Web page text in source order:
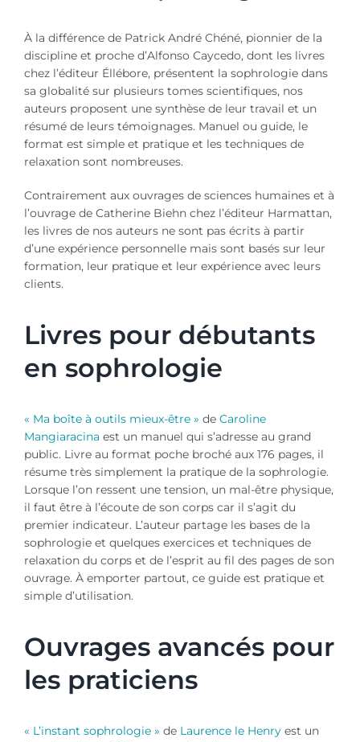
À la différence de Patrick André Chéné, pionnier de la
discipline et proche d’Alfonso Caycedo, dont les livres
chez l’éditeur Éllébore, présentent la sophrologie dans
sa globalité sur plusieurs tomes scientifiques, nos
auteurs proposent une synthèse de leur travail et un
résumé de leurs témoignages. Manuel ou guide, le
format est simple et pratique et les techniques de
relaxation sont nombreuses.
Contrairement aux ouvrages de sciences humaines et à
l’ouvrage de Catherine Biehn chez l’éditeur Harmattan,
les livres de nos auteurs ne sont pas écrits à partir
d’une expérience personnelle mais sont basés sur leur
formation, leur pratique et leur expérience avec leurs
clients.
Livres pour débutants
en sophrologie
« Ma boîte à outils mieux-être » de Caroline
Mangiaracina est un manuel qui s’adresse au grand
public. Livre au format poche broché aux 176 pages, il
résume très simplement la pratique de la sophrologie.
Lorsque l’on ressent une tension, un mal-être physique,
il faut être à l’écoute de son corps car il s’agit du
premier indicateur. L’auteur partage les bases de la
sophrologie et quelques exercices et techniques de
relaxation du corps et de l’esprit au fil des pages de son
ouvrage. À emporter partout, ce guide est pratique et
simple d’utilisation.
Ouvrages avancés pour
les praticiens
« L’instant sophrologie » de Laurence le Henryest un